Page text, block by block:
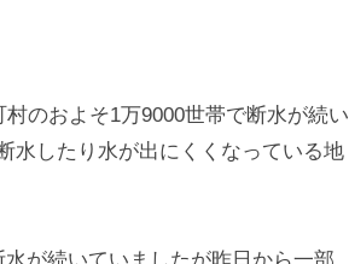
のおよそ1万9000世帯で断水が続い
水したり水が出にくくなっている地